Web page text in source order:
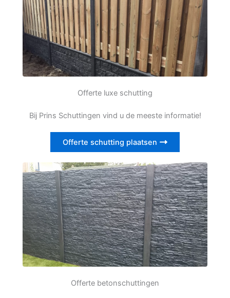
Offerte luxe schutting
Bij Prins Schuttingen vind u de meeste informatie!
Offerte schutting plaatsen
Offerte betonschuttingen